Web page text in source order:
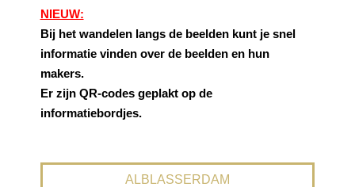
NIEUW:
Bij het wandelen langs de beelden kunt je snel
informatie vinden over de beelden en hun
makers.
Er zijn QR-codes geplakt op de
informatiebordjes.
ALBLASSERDAM